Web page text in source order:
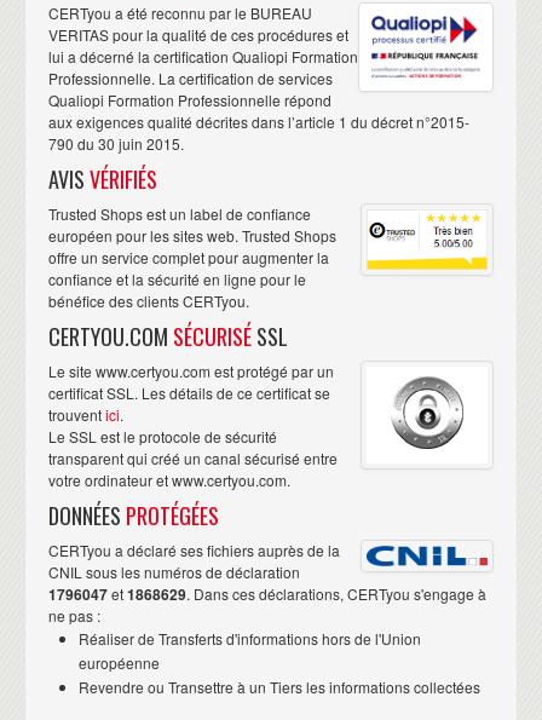
CERTyou a été reconnu par le BUREAU
VERITAS pour la qualité de ces procédures et
lui a décerné la certification Qualiopi Formation
Professionnelle. La certification de services
Qualiopi Formation Professionnelle répond
aux exigences qualité décrites dans l’article 1 du décret n°2015-
790 du 30 juin 2015.
AVISVÉRIFIÉS
Trusted Shops est un label de confiance
européen pour les sites web. Trusted Shops
offre un service complet pour augmenter la
confiance et la sécurité en ligne pour le
bénéfice des clients CERTyou.
CERTYOU.COM SÉCURISÉSSL
Le site www.certyou.com est protégé par un
certificat SSL. Les détails de ce certificat se
trouventici.
Le SSL est le protocole de sécurité
transparent qui créé un canal sécurisé entre
votre ordinateur et www.certyou.com.
DONNÉES PROTÉGÉES
CERTyou a déclaré ses fichiers auprès de la
CNIL sous les numéros de déclaration
1796047et1868629. Dans ces déclarations, CERTyou s'engage à
ne pas :
Réaliser de Transferts d'informations hors de l'Union
européenne
Revendre ou Transettre à un Tiers les informations collectées